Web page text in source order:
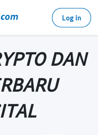
Log in
DAN